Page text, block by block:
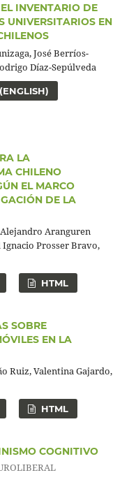
INVENTARIO DE
UNIVERSITARIOS EN
José Berríos-
Díaz-Sepúlveda
LA
CHILENO
EL MARCO
DE LA
Aranguren
Prosser Bravo,
HTML
SOBRE
EN LA
Ruiz, Valentina Gajardo,
HTML
COGNITIVO